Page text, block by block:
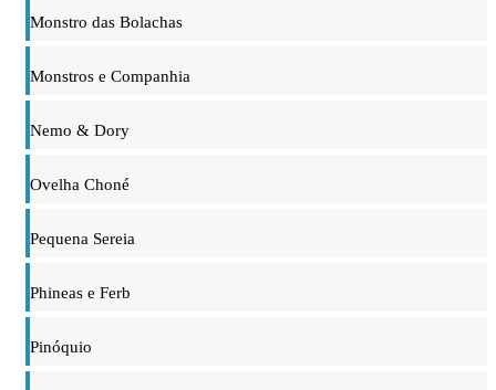
Monstro das Bolachas
Monstros e Companhia
Nemo & Dory
Ovelha Choné
Pequena Sereia
Phineas e Ferb
Pinóquio